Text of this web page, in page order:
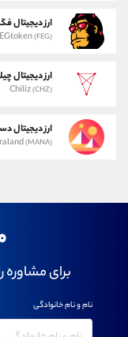
ارز دیجیتال
(FEG)
ارز دیجیتال
Chiliz(CHZ)
ارز دیجیتال
(MANA)
برای مشاوره
نام و نام خانوادگی